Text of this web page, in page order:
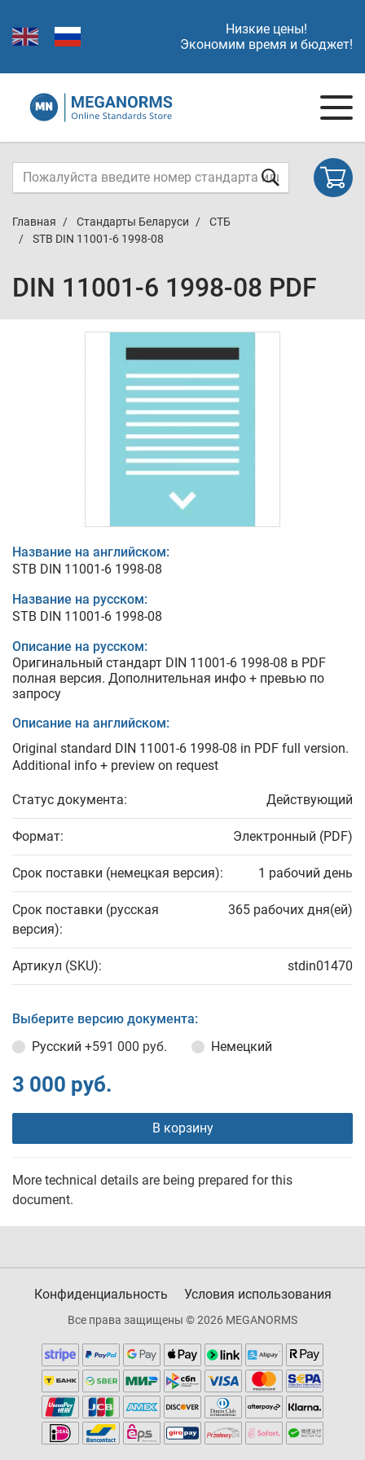
Низкие цены!
Экономим время и бюджет!
Главная Стандарты Беларуси
СТБ
STB DIN 11001-6 1998-08
DIN 11001-6 1998-08 PDF
Название на английском:
STB DIN 11001-6 1998-08
Название на русском:
STB DIN 11001-6 1998-08
Описание на русском:
Оригинальный стандарт DIN 11001-6 1998-08 в PDF
полная версия. Дополнительная инфо + превью по
запросу
Описание на английском:
Original standard DIN 11001-6 1998-08 in PDF full version.
Additional info + preview on request
Статус документа: Действующий
Формат: Электронный (PDF)
Срок поставки (немецкая версия): 1 рабочий день
Срок поставки (русская
версия):
365 рабочих дня(ей)
Артикул (SKU): stdin01470
Выберите версию документа:
Русский +591 000 руб. Немецкий
3 000 руб.
В корзину
More technical details are being prepared for this
document.
Конфиденциальность Условия использования
Все права защищены © 2026 MEGANORMS